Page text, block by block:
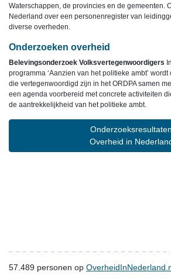
Waterschappen, de provincies en de gemeenten.
Nederland over een personenregister van
diverse overheden.
Onderzoeken overheid
Belevingsonderzoek Volksvertegenwoordigers
programma ‘Aanzien van het politieke ambt’
die vertegenwoordigd zijn in het ORDPA samen
een agenda voorbereid met concrete activiteiten
de aantrekkelijkheid van het politieke ambt.
Onderzoeksresultaten
Overheid in
57.489 personen op